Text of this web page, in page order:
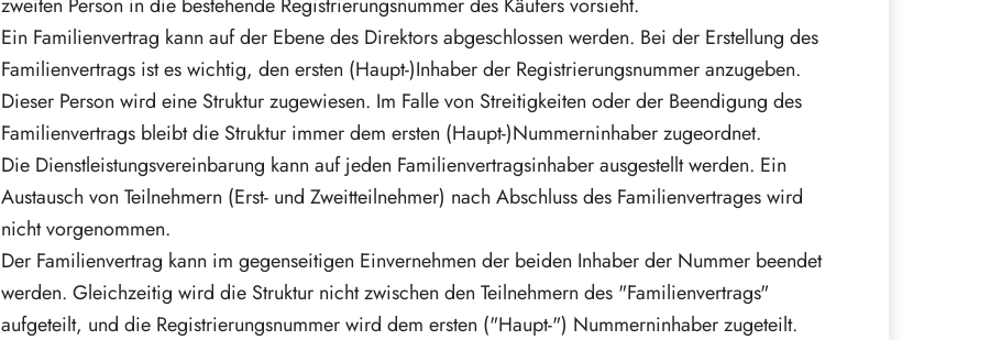
Ein Familienvertrag kann auf der Ebene des Direktors abgeschlossen werden. Bei der Erstellung des
Familienvertrags ist es wichtig, den ersten (Haupt-)Inhaber der Registrierungsnummer anzugeben.
Dieser Person wird eine Struktur zugewiesen. Im Falle von Streitigkeiten oder der Beendigung des
Familienvertrags bleibt die Struktur immer dem ersten (Haupt-)Nummerninhaber zugeordnet.
Die Dienstleistungsvereinbarung kann auf jeden Familienvertragsinhaber ausgestellt werden. Ein
Austausch von Teilnehmern (Erst- und Zweitteilnehmer) nach Abschluss des Familienvertrages wird
nicht vorgenommen.
Der Familienvertrag kann im gegenseitigen Einvernehmen der beiden Inhaber der Nummer beendet
werden. Gleichzeitig wird die Struktur nicht zwischen den Teilnehmern des "Familienvertrags"
aufgeteilt, und die Registrierungsnummer wird dem ersten ("Haupt-") Nummerninhaber zugeteilt.